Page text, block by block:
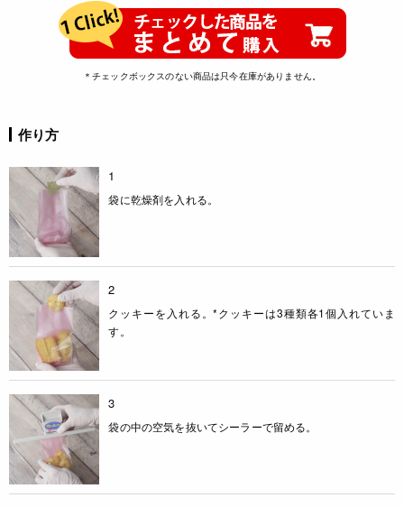
＊チェックボックスのない商品は只今在庫がありません。
作り方
1
袋に乾燥剤を入れる。
2
クッキーを入れる。*クッキーは3種類各1個入れていま
す。
3
袋の中の空気を抜いてシーラーで留める。